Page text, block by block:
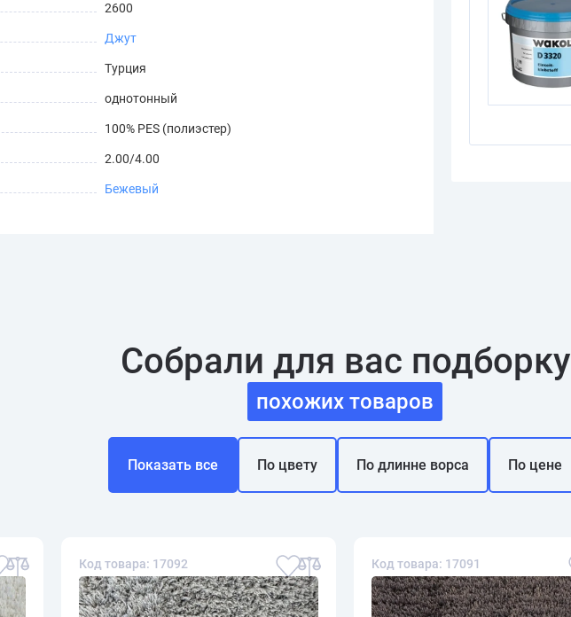
2600
Джут
Турция
однотонный
100% PES (полиэстер)
2.00/4.00
Бежевый
Собрали для вас подборку
похожих товаров
Показать все По цвету По длинне ворса По цене
Код товара: 17092 Код товара: 17091